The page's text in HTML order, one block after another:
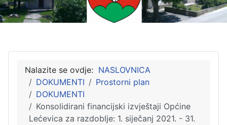
Nalazite se ovdje: NASLOVNICA
DOKUMENTI
Prostorni plan
DOKUMENTI
Konsolidirani financijski izvještaji Općine
Lećevica za razdoblje: 1. siječanj 2021. - 31.